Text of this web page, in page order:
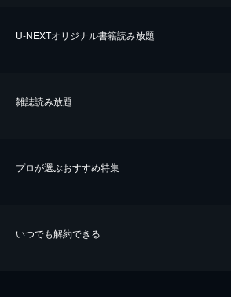
U-NEXTオリジナル書籍読み放題
雑誌読み放題
プロが選ぶおすすめ特集
いつでも解約できる